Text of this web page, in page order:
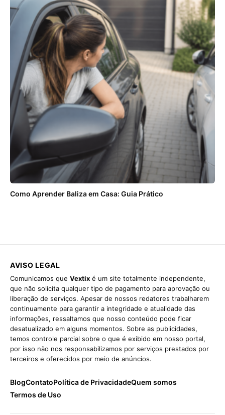
Como Aprender Baliza em Casa: Guia Prático
AVISO LEGAL
Comunicamos que Vextix é um site totalmente independente,
que não solicita qualquer tipo de pagamento para aprovação ou
liberação de serviços. Apesar de nossos redatores trabalharem
continuamente para garantir a integridade e atualidade das
informações, ressaltamos que nosso conteúdo pode ficar
desatualizado em alguns momentos. Sobre as publicidades,
temos controle parcial sobre o que é exibido em nosso portal,
por isso não nos responsabilizamos por serviços prestados por
terceiros e oferecidos por meio de anúncios.
BlogContatoPolítica de PrivacidadeQuem somos
Termos de Uso